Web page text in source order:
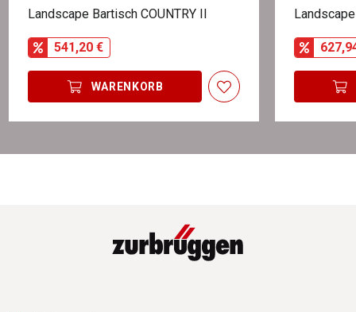
Landscape Bartisch COUNTRY II
541,20 €
WARENKORB